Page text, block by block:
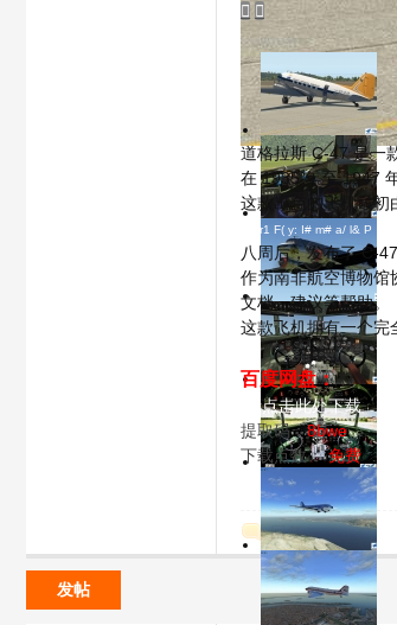
 
1/13
2/13
3/13
4/13
5/13
6/13
道格拉斯 C-47 是一
在 1935 年至 1947
这款出色的飞机最初
C$ r1 F( y: I# m# a/ l& P
八周后，发布了 C-
作为南非航空博物馆
文档、建议等帮助。
这款飞机拥有一个完
百度网盘：
请点击此处下载
提取码：8bwe
下载点数： 免费
回复
发帖